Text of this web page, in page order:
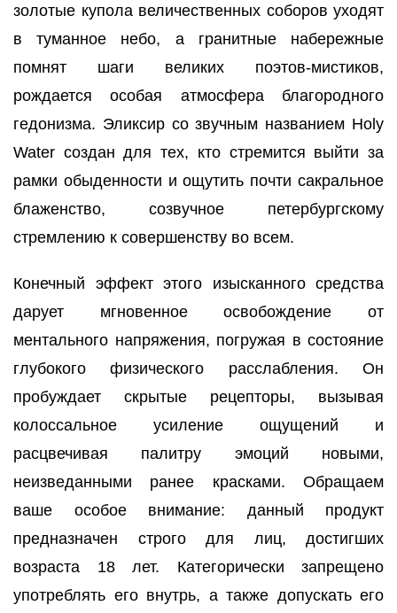
золотые купола величественных соборов уходят
в туманное небо, а гранитные набережные
помнят шаги великих поэтов-мистиков,
рождается особая атмосфера благородного
гедонизма. Эликсир со звучным названием Holy
Water создан для тех, кто стремится выйти за
рамки обыденности и ощутить почти сакральное
блаженство, созвучное петербургскому
стремлению к совершенству во всем.
Конечный эффект этого изысканного средства
дарует мгновенное освобождение от
ментального напряжения, погружая в состояние
глубокого физического расслабления. Он
пробуждает скрытые рецепторы, вызывая
колоссальное усиление ощущений и
расцвечивая палитру эмоций новыми,
неизведанными ранее красками. Обращаем
ваше особое внимание: данный продукт
предназначен строго для лиц, достигших
возраста 18 лет. Категорически запрещено
употреблять его внутрь, а также допускать его